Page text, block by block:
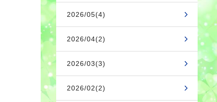
2026/05(4)
2026/04(2)
2026/03(3)
2026/02(2)